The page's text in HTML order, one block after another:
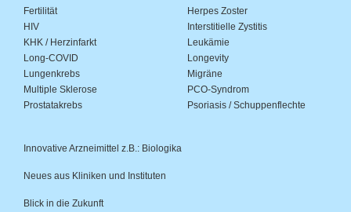
Fertilität
Herpes Zoster
HIV
Interstitielle Zystitis
KHK / Herzinfarkt
Leukämie
Long-COVID
Longevity
Lungenkrebs
Migräne
Multiple Sklerose
PCO-Syndrom
Prostatakrebs
Psoriasis / Schuppenflechte
Innovative Arzneimittel z.B.: Biologika
Neues aus Kliniken und Instituten
Blick in die Zukunft